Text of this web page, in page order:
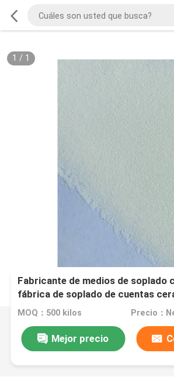
1 / 1
Fabricante de medios de soplado
fábrica de soplado de cuentas
MOQ：500 kilos Precio：
Mejor precio